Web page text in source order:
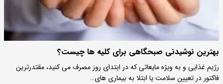
بهترین نوشیدنی صبحگاهی برای کلیه ها چیست؟
رژیم غذایی و به ویژه مایعاتی که در ابتدای روز مصرف می کنید، مقتدرترین
فاکتور در تعیین سلامت یا ابتلا به بیماری های…